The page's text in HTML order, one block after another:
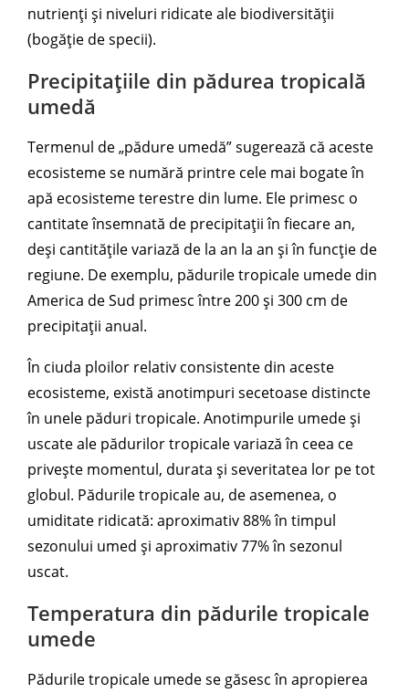
nutrienți și niveluri ridicate ale biodiversității
(bogăție de specii).
Precipitațiile din pădurea tropicală
umedă
Termenul de „pădure umedă” sugerează că aceste
ecosisteme se numără printre cele mai bogate în
apă ecosisteme terestre din lume. Ele primesc o
cantitate însemnată de precipitații în fiecare an,
deși cantitățile variază de la an la an și în funcție de
regiune. De exemplu, pădurile tropicale umede din
America de Sud primesc între 200 și 300 cm de
precipitații anual.
În ciuda ploilor relativ consistente din aceste
ecosisteme, există anotimpuri secetoase distincte
în unele păduri tropicale. Anotimpurile umede și
uscate ale pădurilor tropicale variază în ceea ce
privește momentul, durata și severitatea lor pe tot
globul. Pădurile tropicale au, de asemenea, o
umiditate ridicată: aproximativ 88% în timpul
sezonului umed și aproximativ 77% în sezonul
uscat.
Temperatura din pădurile tropicale
umede
Pădurile tropicale umede se găsesc în apropierea